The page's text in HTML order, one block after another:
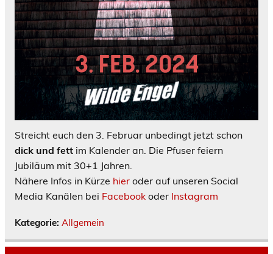
Streicht euch den 3. Februar unbedingt jetzt schon
dick und fett im Kalender an. Die Pfuser feiern
Jubiläum mit 30+1 Jahren.
Nähere Infos in Kürze hier oder auf unseren Social
Media Kanälen bei Facebook oder Instagram
Kategorie: Allgemein